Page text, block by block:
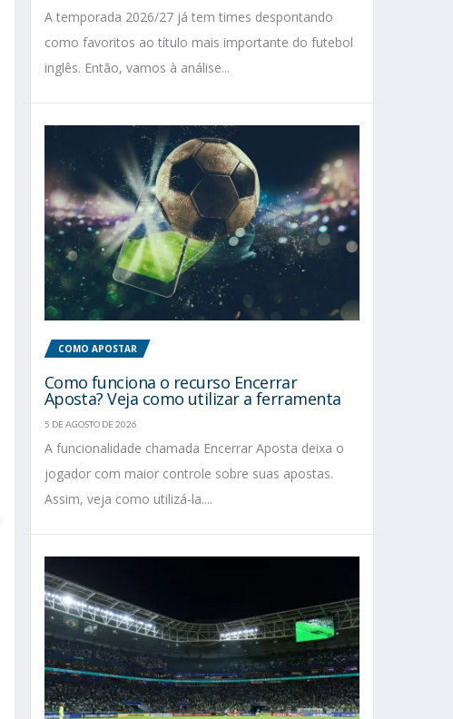
A temporada 2026/27 já tem times despontando
como favoritos ao título mais importante do futebol
inglês. Então, vamos à análise...
COMO APOSTAR
Como funciona o recurso Encerrar
Aposta? Veja como utilizar a ferramenta
5 DE AGOSTO DE 2026
A funcionalidade chamada Encerrar Aposta deixa o
jogador com maior controle sobre suas apostas.
Assim, veja como utilizá-la....